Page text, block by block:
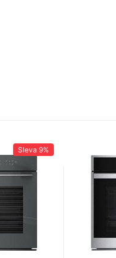
Sleva 9%